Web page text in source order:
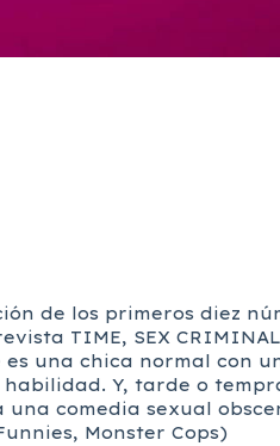
de los primeros diez
TIME, SEX
una chica normal con
Y, tarde o
comedia sexual
Monster Cops)